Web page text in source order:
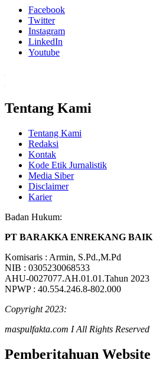
Facebook
Twitter
Instagram
LinkedIn
Youtube
Tentang Kami
Tentang Kami
Redaksi
Kontak
Kode Etik Jurnalistik
Media Siber
Disclaimer
Karier
Badan Hukum:
PT BARAKKA ENREKANG BAIK
Komisaris : Armin, S.Pd.,M.Pd
NIB : 0305230068533
AHU-0027077.AH.01.01.Tahun 2023
NPWP : 40.554.246.8-802.000
Copyright 2023:
maspulfakta.com I All Rights Reserved
Pemberitahuan Website